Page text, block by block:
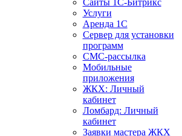
Услуги
Аренда 1С
Сервер для установки
программ
СМС-рассылка
Мобильные
приложения
ЖКХ: Личный
кабинет
Ломбард: Личный
кабинет
Заявки мастера ЖКХ